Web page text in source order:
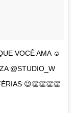
VOCÊ AMA ☺
@STUDIO_W
😉👏👏👏👏